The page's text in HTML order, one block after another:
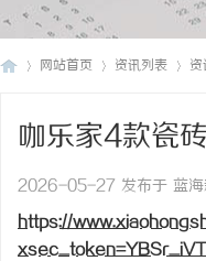
网站首页 资讯列表
咖乐家4款瓷
2026-05-27 发布于 蓝海
https://